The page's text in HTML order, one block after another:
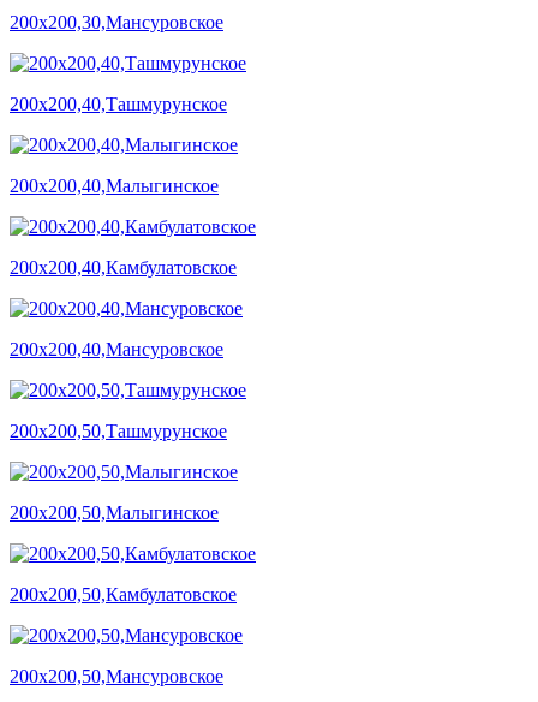
200х200,30,Мансуровское
200х200,40,Ташмурунское
200х200,40,Малыгинское
200х200,40,Камбулатовское
200х200,40,Мансуровское
200х200,50,Ташмурунское
200х200,50,Малыгинское
200х200,50,Камбулатовское
200х200,50,Мансуровское